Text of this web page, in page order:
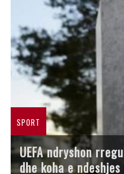
SPORT
UEFA ndryshon
dhe koha e